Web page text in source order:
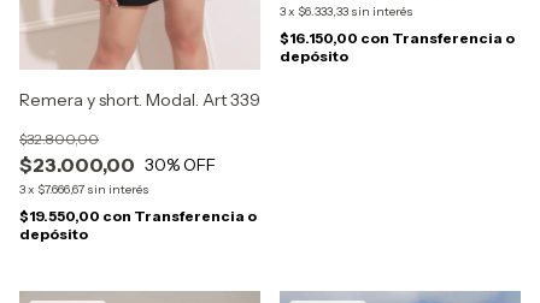
Remera y short. Modal. Art 339
$23.000,00
$32.800,00
30% OFF
3x $7.666,67 sin interés
$19.550,00 con Transferencia o
depósito
3x $6.333,33 sin interés
$16.150,00 con Transferencia o
depósito